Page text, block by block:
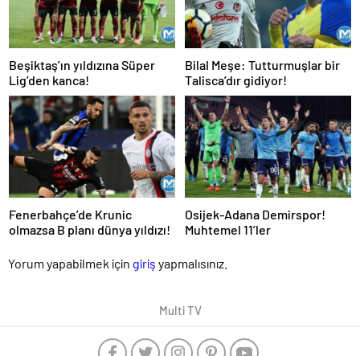
Beşiktaş’ın yıldızına Süper
Lig’den kanca!
Bilal Meşe: Tutturmuşlar bir
Talisca’dır gidiyor!
Fenerbahçe’de Krunic
olmazsa B planı dünya yıldızı!
Osijek-Adana Demirspor!
Muhtemel 11’ler
Yorum yapabilmek için giriş yapmalısınız.
Multi TV